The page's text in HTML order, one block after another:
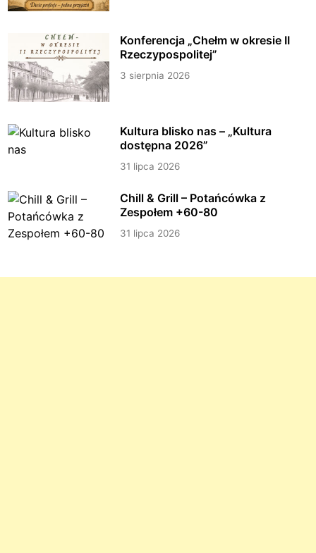
Konferencja „Chełm w okresie II
Rzeczypospolitej”
3 sierpnia 2026
Kultura blisko nas – „Kultura
dostępna 2026”
31 lipca 2026
Chill & Grill – Potańcówka z
Zespołem +60-80
31 lipca 2026